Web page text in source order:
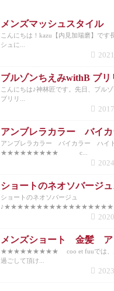
メンズマッシュスタイル
こんにちは！kazu【内見加瑞磨】です
シュに...
こんにちは♪神林匠です。先日、ブル
ブリリ...
アンブレラカラー バイカラー ハイ
★★★★★★★★★ c...
ショートのネオソバージュ
ショートのネオソバージュ
♪★★★★★★★★★★★★★★★★★
★★★★★★★★★ coo et fuuでは、お
過ごして頂け...